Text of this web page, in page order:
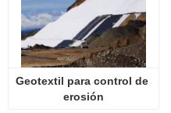
Geotextil para control de
erosión